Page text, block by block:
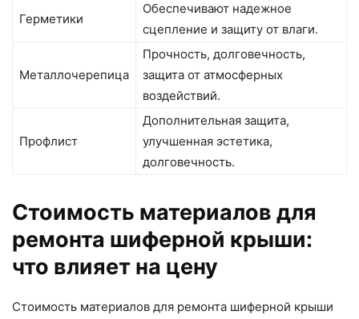
Герметики
Обеспечивают надежное
сцепление и защиту от влаги.
Металлочерепица
Прочность, долговечность,
защита от атмосферных
воздействий.
Профлист
Дополнительная защита,
улучшенная эстетика,
долговечность.
Стоимость материалов для
ремонта шиферной крыши:
что влияет на цену
Стоимость материалов для ремонта шиферной крыши